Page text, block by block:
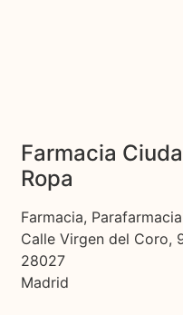
Farmacia
Ropa
Farmacia,
Calle Virgen del Coro,
28027
Madrid